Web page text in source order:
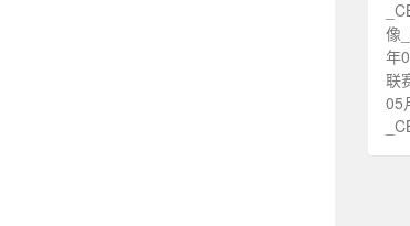
像
年
联
05